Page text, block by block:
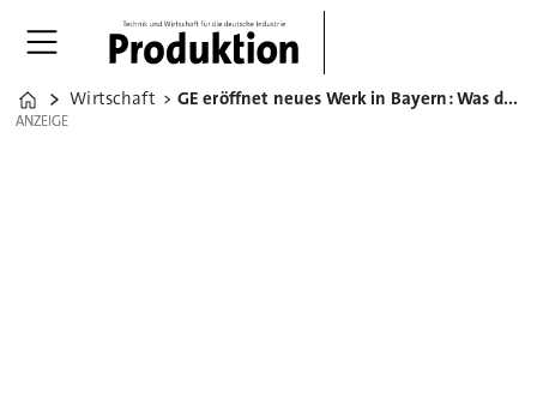
Home
Wirtschaft GE eröffnet neues Werk in Bayern: Was dort produziert wird
ANZEIGE
ANZEIGE